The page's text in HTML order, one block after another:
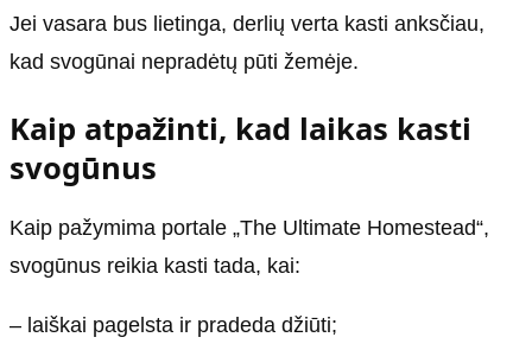
Jei vasara bus lietinga, derlių verta kasti anksčiau,
kad svogūnai nepradėtų pūti žemėje.
Kaip atpažinti, kad laikas kasti
svogūnus
Kaip pažymima portale „The Ultimate Homestead“,
svogūnus reikia kasti tada, kai:
– laiškai pagelsta ir pradeda džiūti;